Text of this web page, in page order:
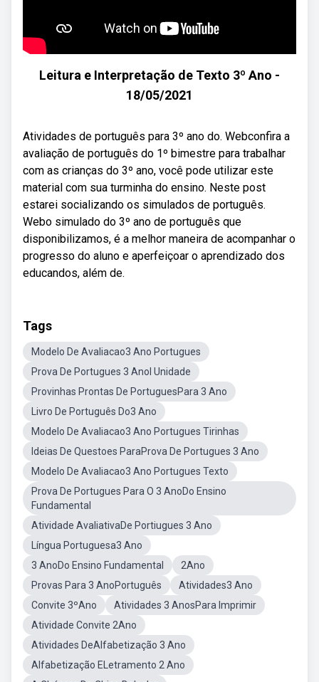
Leitura e Interpretação de Texto 3º Ano -
18/05/2021
Atividades de português para 3º ano do. Webconfira a
avaliação de português do 1º bimestre para trabalhar
com as crianças do 3º ano, você pode utilizar este
material com sua turminha do ensino. Neste post
estarei socializando os simulados de português.
Webo simulado do 3º ano de português que
disponibilizamos, é a melhor maneira de acompanhar o
progresso do aluno e aperfeiçoar o aprendizado dos
educandos, além de.
Tags
Modelo De Avaliacao3 Ano Portugues
Prova De Portugues 3 AnoI Unidade
Provinhas Prontas De PortuguesPara 3 Ano
Livro De Português Do3 Ano
Modelo De Avaliacao3 Ano Portugues Tirinhas
Ideias De Questoes ParaProva De Portugues 3 Ano
Modelo De Avaliacao3 Ano Portugues Texto
Prova De Portugues Para O 3 AnoDo Ensino
Fundamental
Atividade AvaliativaDe Portiugues 3 Ano
Língua Portuguesa3 Ano
3 AnoDo Ensino Fundamental
2Ano
Provas Para 3 AnoPortuguês
Atividades3 Ano
Convite 3ºAno
Atividades 3 AnosPara Imprimir
Atividade Convite 2Ano
Atividades DeAlfabetização 3 Ano
Alfabetização ELetramento 2 Ano